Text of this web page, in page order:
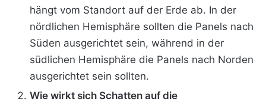
hängt vom Standort auf der Erde ab. In der
nördlichen Hemisphäre sollten die Panels nach
Süden ausgerichtet sein, während in der
südlichen Hemisphäre die Panels nach Norden
ausgerichtet sein sollten.
Wie wirkt sich Schatten auf die